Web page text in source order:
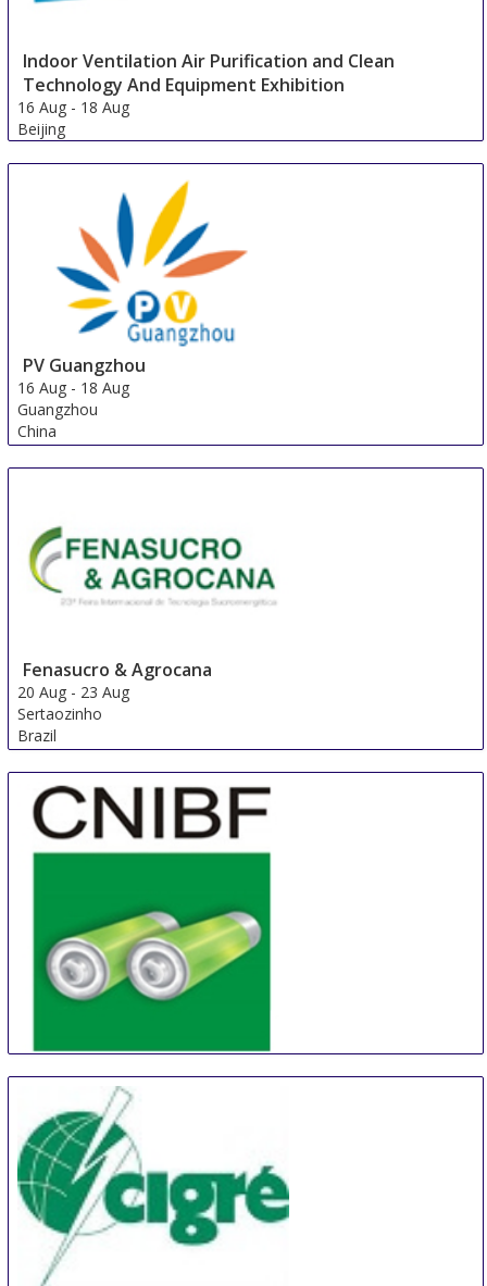
Indoor Ventilation Air Purification and Clean
Technology And Equipment Exhibition
16 Aug - 18 Aug
Beijing
PV Guangzhou
16 Aug - 18 Aug
Guangzhou
China
Fenasucro & Agrocana
20 Aug - 23 Aug
Sertaozinho
Brazil
23 Aug
Shanghai
China